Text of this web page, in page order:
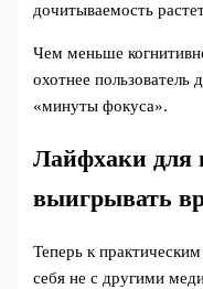
дочитываемость
Чем меньше
охотнее пользователь
«минуты фокуса».
Лайфхаки для
выигрывать
Теперь к
себя не с другими